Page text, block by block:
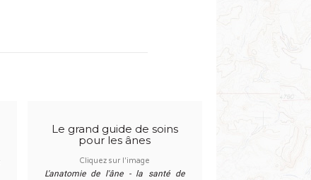
Le grand guide de soins
pour les ânes
Cliquez sur l'image
L'anatomie de l'âne - la santé de